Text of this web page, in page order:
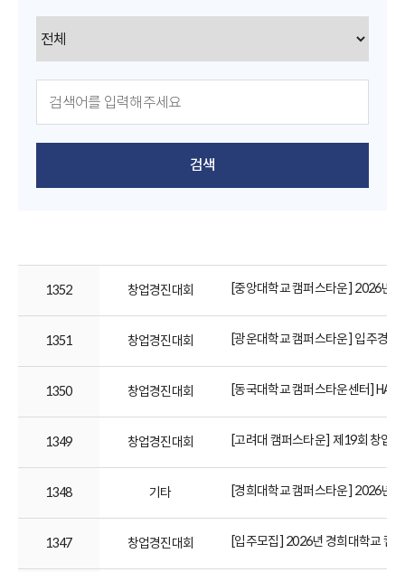
검색
1352 창업경진대회 [중앙대학교 캠퍼스타운] 2026년
1351 창업경진대회 [광운대학교 캠퍼스타운] 입주경
1350 창업경진대회 [동국대학교 캠퍼스타운센터]HAI
1349 창업경진대회 [고려대 캠퍼스타운] 제19회 창업입
1348 기타 [경희대학교 캠퍼스타운] 2026년
1347 창업경진대회 [입주모집] 2026년 경희대학교 캠